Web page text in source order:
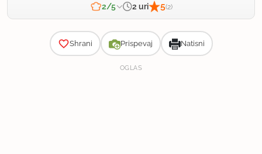
2/5 2 uri 5(2)
Shrani Prispevaj Natisni
OGLAS